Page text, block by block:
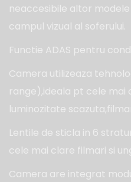
neaccesibile altor
campul vizual al soferului.
Functie ADAS pentru
Camera utilizeaza
range),ideala pt cele mai
luminozitate
Lentile de sticla in 6
cele mai clare filmari si
Camera are integrat